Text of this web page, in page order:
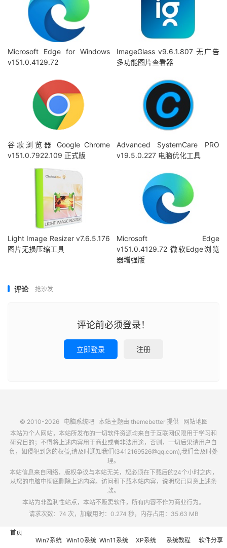
Microsoft Edge for Windows
v151.0.4129.72
ImageGlass v9.6.1.807 无广告
多功能图片查看器
谷歌浏览器 Google Chrome
v151.0.7922.109 正式版
Advanced SystemCare PRO
v19.5.0.227 电脑优化工具
Light Image Resizer v7.6.5.176
图片无损压缩工具
Microsoft Edge
v151.0.4129.72 微软Edge浏览
器增强版
评论 抢沙发
评论前必须登录！
立即登录 注册
© 2010-2026 电脑系统吧本站主题由 themebetter提供 网站地图
本站为个人网站，本站所发布的一切软件资源均来自于互联网仅限用于学习和
研究目的；不得将上述内容用于商业或者非法用途，否则，一切后果请用户自
负，如侵犯到您的权益,请及时通知我们(3412169526@qq.com),我们会及时处
理。
本站信息来自网络，版权争议与本站无关，您必须在下载后的24个小时之内，
从您的电脑中彻底删除上述内容。访问和下载本站内容，说明您已同意上述条
款。
本站为非盈利性站点，本站不贩卖软件，所有内容不作为商业行为。
请求次数：74 次，加载用时：0.274 秒，内存占用：35.63 MB
首页
Win7系统 Win10系统 Win11系统 XP系统 系统教程 软件分享